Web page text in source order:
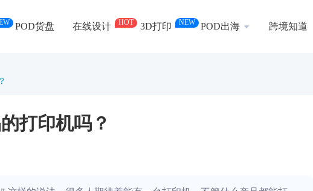
POD货盘 在线设计 HOT 3D打印 NEW POD出海 跨境知道
打印机吗？